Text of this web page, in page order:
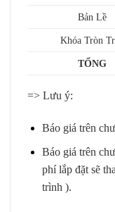
Bản Lề
Khóa Tròn
TỔNG
=> Lưu ý:
Báo giá trên
Báo giá trên
phí lắp đặt sẽ
trình ).